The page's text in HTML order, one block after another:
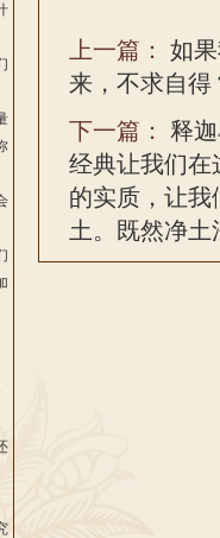
上一篇： 如
来，不求自得
下一篇： 释
经典让我们在
的实质，让
土。既然净